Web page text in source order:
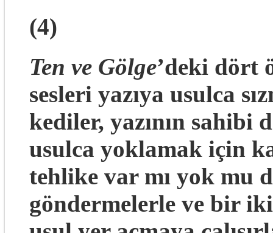
(4)
Ten ve Gölge’deki dört
sesleri yazıya usulca
kediler, yazının sahibi
usulca yoklamak için
tehlike var mı yok mu
göndermelerle ve bir